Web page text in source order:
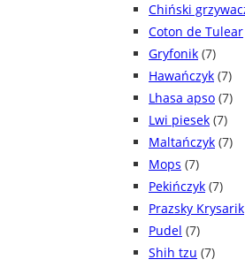
Chiński
Coton de Tulear
Gryfonik (7)
Hawańczyk (7)
Lhasa apso (7)
Lwi piesek (7)
Maltańczyk (7)
Mops (7)
Pekińczyk (7)
Prazsky Krysarik
Pudel (7)
Shih tzu (7)